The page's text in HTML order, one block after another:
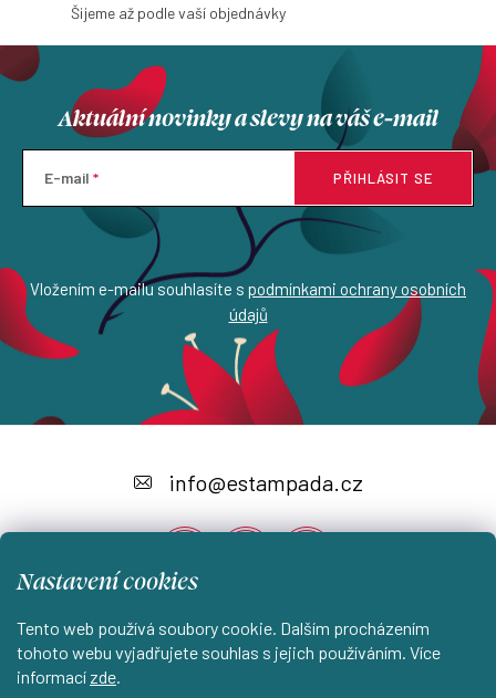
Nastavení cookies
Tento web používá soubory cookie. Dalším procházením
tohoto webu vyjadřujete souhlas s jejich používáním. Více
informací zde.
Šijeme až podle vaší objednávky
Aktuální novinky a slevy na váš e-mail
E-mail
Vložením e-mailu souhlasíte s podmínkami ochrany osobních
údajů
PŘIHLÁSIT SE
p
a
Instagram
info@estampada.cz